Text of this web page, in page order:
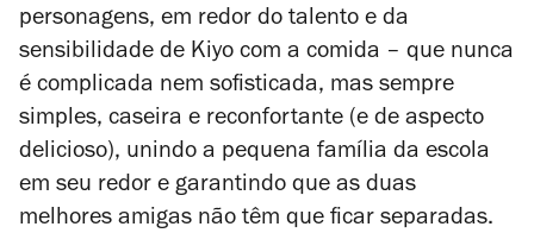
personagens, em redor do talento e da
sensibilidade de Kiyo com a comida – que nunca
é complicada nem sofisticada, mas sempre
simples, caseira e reconfortante (e de aspecto
delicioso), unindo a pequena família da escola
em seu redor e garantindo que as duas
melhores amigas não têm que ficar separadas.